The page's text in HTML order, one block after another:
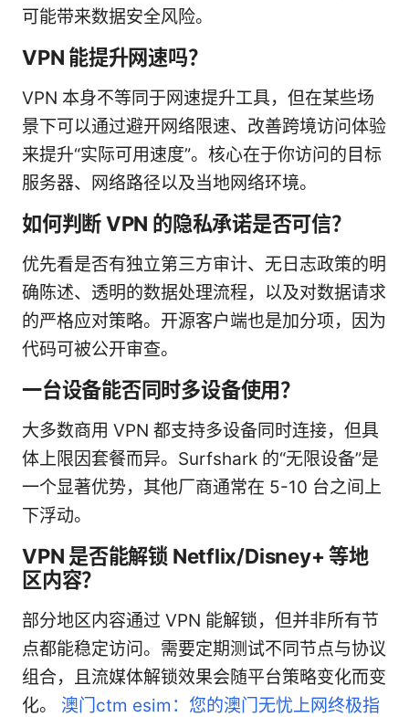
可能带来数据安全风险。
VPN 能提升网速吗？
VPN 本身不等同于网速提升工具，但在某些场
景下可以通过避开网络限速、改善跨境访问体验
来提升“实际可用速度”。核心在于你访问的目标
服务器、网络路径以及当地网络环境。
如何判断 VPN 的隐私承诺是否可信？
优先看是否有独立第三方审计、无日志政策的明
确陈述、透明的数据处理流程，以及对数据请求
的严格应对策略。开源客户端也是加分项，因为
代码可被公开审查。
一台设备能否同时多设备使用？
大多数商用 VPN 都支持多设备同时连接，但具
体上限因套餐而异。Surfshark 的“无限设备”是
一个显著优势，其他厂商通常在 5-10 台之间上
下浮动。
VPN 是否能解锁 Netflix/Disney+ 等地
区内容？
部分地区内容通过 VPN 能解锁，但并非所有节
点都能稳定访问。需要定期测试不同节点与协议
组合，且流媒体解锁效果会随平台策略变化而变
化。 澳门ctm esim：您的澳门无忧上网终极指